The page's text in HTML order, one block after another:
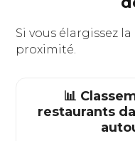
Si vous élargissez
proximité.
📊
restaurants